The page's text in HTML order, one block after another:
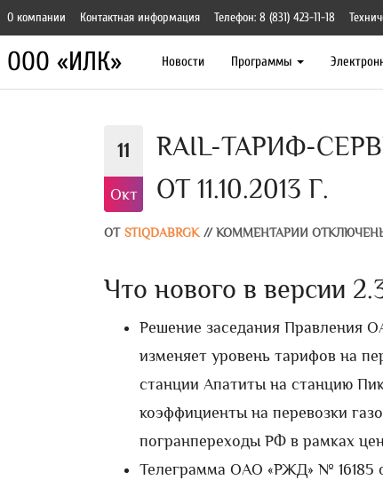
О компании Контактная информация Телефон: 8 (831) 423-11-18
ООО «ИЛК» Новости Программы
11
Окт
RAIL-ТАРИФ-
ОТ 11.10.2013 Г.
ОТ STIQDABRGK // КОММЕНТАРИИ
Что нового в версии
Решение заседания Правления
изменяет уровень тарифов на
станции Апатиты на станцию
коэффициенты на перевозки
погранпереходы РФ в рамках
Телеграмма ОАО «РЖД» № 16185